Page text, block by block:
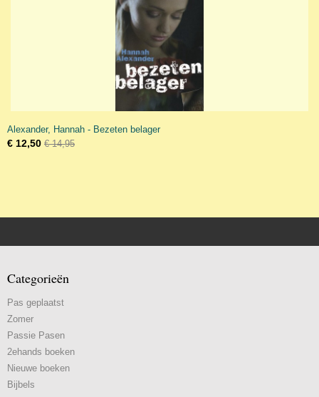
Alexander, Hannah - Bezeten belager
€ 12,50 € 14,95
Categorieën
Pas geplaatst
Zomer
Passie Pasen
2ehands boeken
Nieuwe boeken
Bijbels